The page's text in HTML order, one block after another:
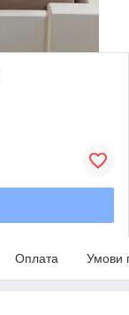
Оплата Умови